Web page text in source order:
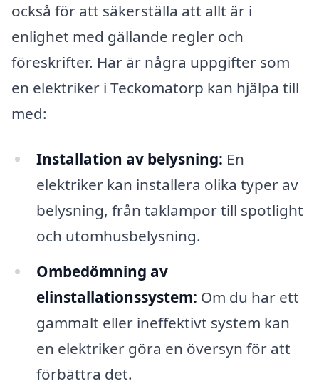
också för att säkerställa att allt är i
enlighet med gällande regler och
föreskrifter. Här är några uppgifter som
en elektriker i Teckomatorp kan hjälpa till
med:
Installation av belysning: En
elektriker kan installera olika typer av
belysning, från taklampor till spotlight
och utomhusbelysning.
Ombedömning av
elinstallationssystem: Om du har ett
gammalt eller ineffektivt system kan
en elektriker göra en översyn för att
förbättra det.